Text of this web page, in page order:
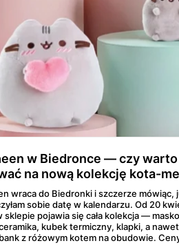
w Biedronce — czy warto
na nową kolekcję kota-
wraca do Biedronki i szczerze mówiąc,
sobie datę w kalendarzu. Od 20
sklepie pojawia się cała kolekcja —
kubek termiczny, klapki, a nawet
z różowym kotem na obudowie.